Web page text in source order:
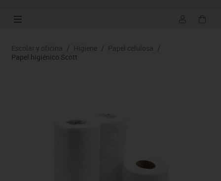
Escolar y oficina / Higiene / Papel celulosa /
Papel higiénico Scott